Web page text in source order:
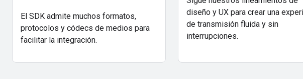
El SDK admite muchos formatos,
protocolos y códecs de medios para
facilitar la integración.
diseño y UX para crear una
de transmisión fluida y sin
interrupciones.